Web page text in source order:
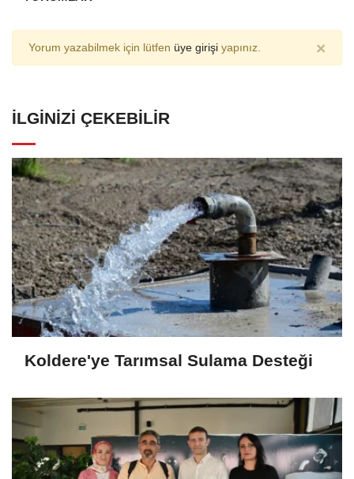
Yorum yazabilmek için lütfen üye girişi yapınız. ×
İLGINIZI ÇEKEBILIR
Koldere'ye Tarımsal Sulama Desteği